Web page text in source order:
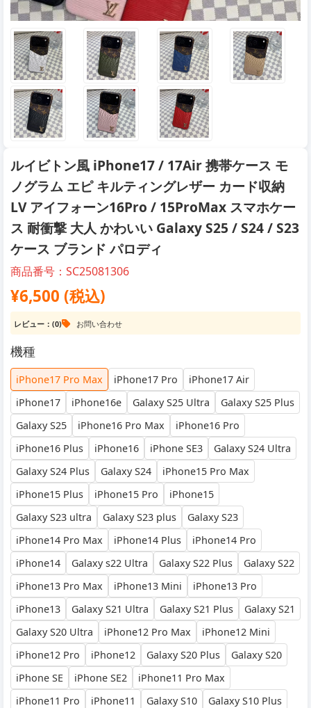
ルイビトン風 iPhone17 / 17Air 携帯ケース モ
ノグラム エピ キルティングレザー カード収納
LV アイフォーン16Pro / 15ProMax スマホケー
ス 耐衝撃 大人 かわいい Galaxy S25 / S24 / S23
ケース ブランド パロディ
商品番号：SC25081306
¥6,500 (税込)
レビュー：(0) お問い合わせ
機種
iPhone17 Pro Max iPhone17 Pro
iPhone17 Air
iPhone17
iPhone16e Galaxy S25 Ultra
Galaxy S25 Plus
Galaxy S25
iPhone16 Pro Max
iPhone16 Pro
iPhone16 Plus
iPhone16 iPhone SE3
Galaxy S24 Ultra
Galaxy S24 Plus
Galaxy S24
iPhone15 Pro Max
iPhone15 Plus
iPhone15 Pro
iPhone15
Galaxy S23 ultra
Galaxy S23 plus
Galaxy S23
iPhone14 Pro Max
iPhone14 Plus
iPhone14 Pro
iPhone14
Galaxy s22 Ultra Galaxy S22 Plus
Galaxy S22
iPhone13 Pro Max
iPhone13 Mini
iPhone13 Pro
iPhone13
Galaxy S21 Ultra Galaxy S21 Plus
Galaxy S21
Galaxy S20 Ultra
iPhone12 Pro Max
iPhone12 Mini
iPhone12 Pro
iPhone12 Galaxy S20 Plus
Galaxy S20
iPhone SE
iPhone SE2
iPhone11 Pro Max
iPhone11 Pro
iPhone11 Galaxy S10
Galaxy S10 Plus